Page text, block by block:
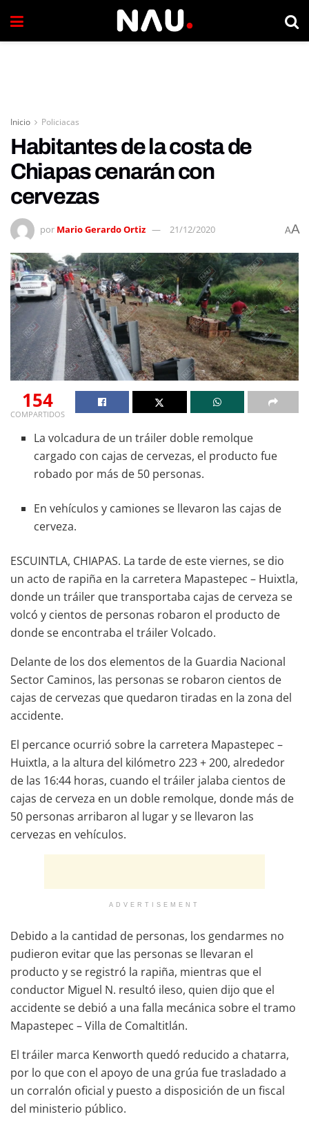
Inicio Policiacas
Habitantes de la costa de
Chiapas cenarán con
cervezas
por Mario Gerardo Ortiz 21/12/2020 AA
154
COMPARTIDOS
La volcadura de un tráiler doble remolque
cargado con cajas de cervezas, el producto fue
robado por más de 50 personas.
En vehículos y camiones se llevaron las cajas de
cerveza.
ESCUINTLA, CHIAPAS. La tarde de este viernes, se dio
un acto de rapiña en la carretera Mapastepec – Huixtla,
donde un tráiler que transportaba cajas de cerveza se
volcó y cientos de personas robaron el producto de
donde se encontraba el tráiler Volcado.
Delante de los dos elementos de la Guardia Nacional
Sector Caminos, las personas se robaron cientos de
cajas de cervezas que quedaron tiradas en la zona del
accidente.
El percance ocurrió sobre la carretera Mapastepec –
Huixtla, a la altura del kilómetro 223 + 200, alrededor
de las 16:44 horas, cuando el tráiler jalaba cientos de
cajas de cerveza en un doble remolque, donde más de
50 personas arribaron al lugar y se llevaron las
cervezas en vehículos.
ADVERTISEMENT
Debido a la cantidad de personas, los gendarmes no
pudieron evitar que las personas se llevaran el
producto y se registró la rapiña, mientras que el
conductor Miguel N. resultó ileso, quien dijo que el
accidente se debió a una falla mecánica sobre el tramo
Mapastepec – Villa de Comaltitlán.
El tráiler marca Kenworth quedó reducido a chatarra,
por lo que con el apoyo de una grúa fue trasladado a
un corralón oficial y puesto a disposición de un fiscal
del ministerio público.